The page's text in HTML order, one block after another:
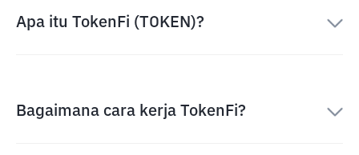
Apa itu TokenFi (TOKEN)?
Bagaimana cara kerja TokenFi?